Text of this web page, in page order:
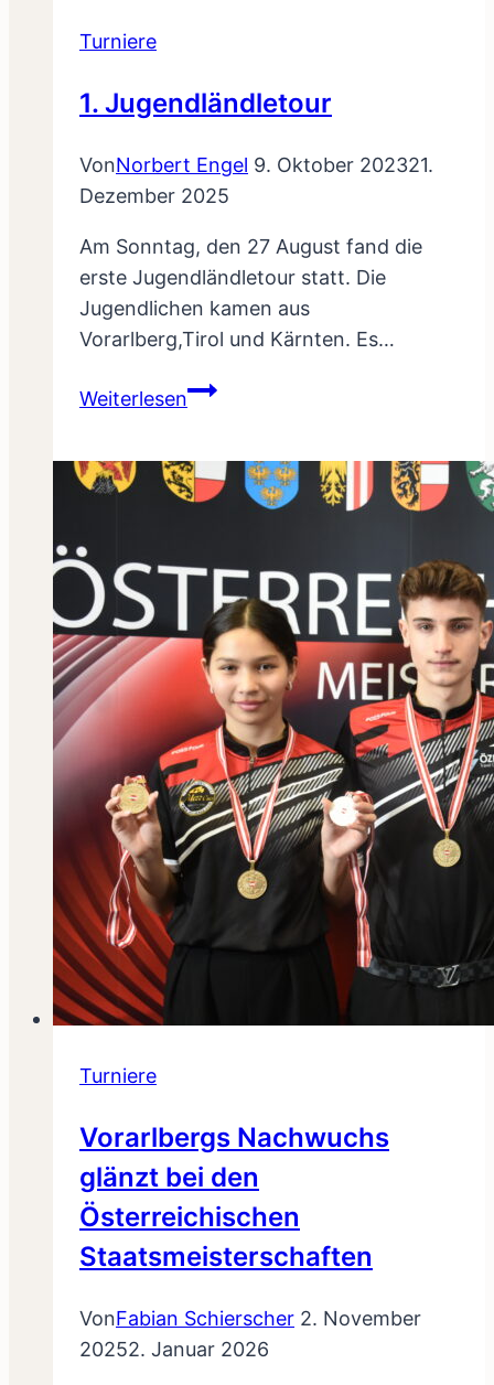
Turniere
1. Jugendländletour
VonNorbert Engel 9. Oktober 202321.
Dezember 2025
Am Sonntag, den 27 August fand die
erste Jugendländletour statt. Die
Jugendlichen kamen aus
Vorarlberg,Tirol und Kärnten. Es…
Weiterlesen1.
Turniere
Vorarlbergs Nachwuchs
glänzt bei den
Österreichischen
Staatsmeisterschaften
VonFabian Schierscher 2. November
20252. Januar 2026